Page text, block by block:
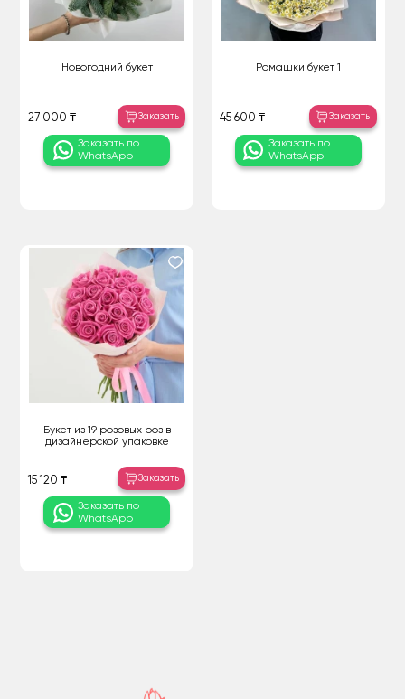
Новогодний букет
27 000 ₸ Заказать
Заказать по
WhatsApp
Ромашки букет 1
45 600 ₸ Заказать
Заказать по
WhatsApp
Букет из 19 розовых роз в
дизайнерской упаковке
15 120 ₸ Заказать
Заказать по
WhatsApp